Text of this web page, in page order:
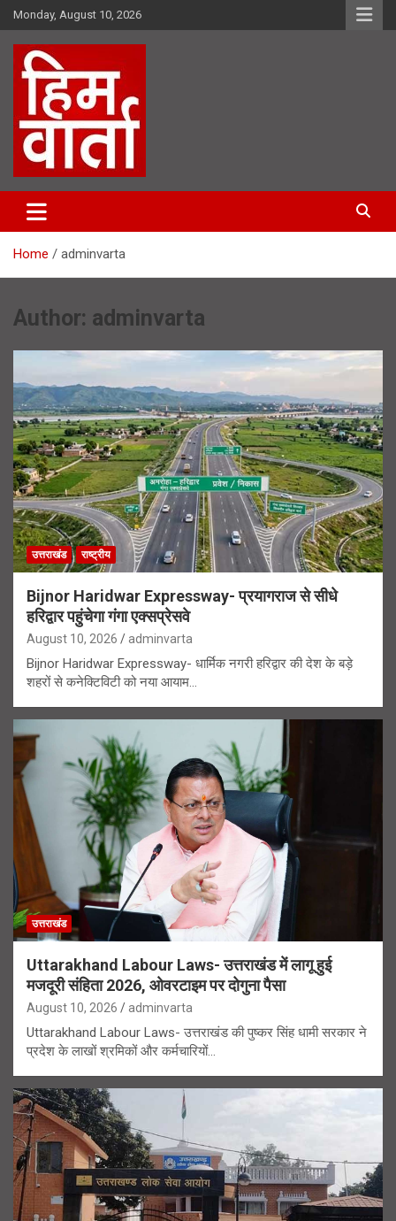
Skip
to
content
Monday, August 10, 2026
Him Varta
Home adminvarta
Author: adminvarta
उत्तराखंड राष्ट्रीय
Bijnor Haridwar Expressway- प्रयागराज से सीधे
हरिद्वार पहुंचेगा गंगा एक्सप्रेसवे
August 10, 2026 adminvarta
Bijnor Haridwar Expressway- धार्मिक नगरी हरिद्वार की देश के बड़े
शहरों से कनेक्टिविटी को नया आयाम…
उत्तराखंड
Uttarakhand Labour Laws- उत्तराखंड में लागू हुई
मजदूरी संहिता 2026, ओवरटाइम पर दोगुना पैसा
August 10, 2026 adminvarta
Uttarakhand Labour Laws- उत्तराखंड की पुष्कर सिंह धामी सरकार ने
प्रदेश के लाखों श्रमिकों और कर्मचारियों…